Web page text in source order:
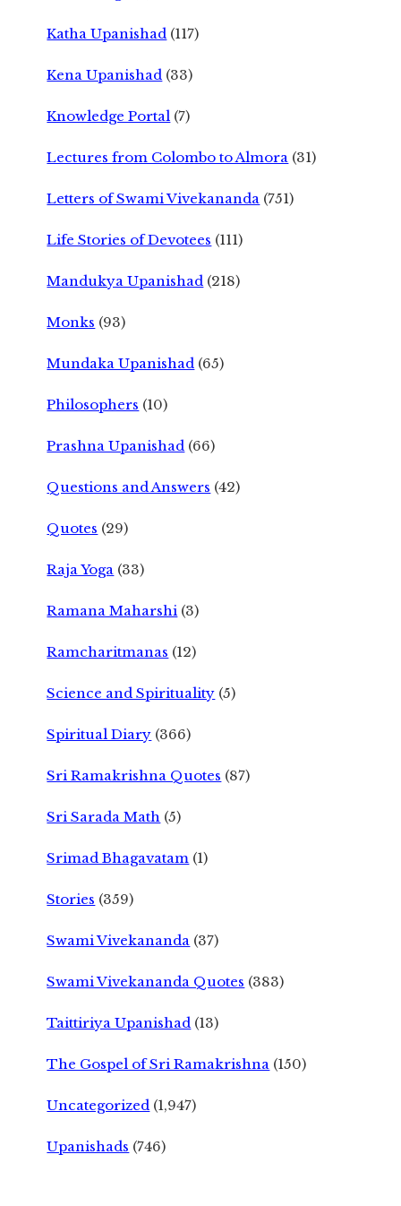
Katha Upanishad (117)
Kena Upanishad (33)
Knowledge Portal (7)
Lectures from Colombo to Almora (31)
Letters of Swami Vivekananda (751)
Life Stories of Devotees (111)
Mandukya Upanishad (218)
Monks (93)
Mundaka Upanishad (65)
Philosophers (10)
Prashna Upanishad (66)
Questions and Answers (42)
Quotes (29)
Raja Yoga (33)
Ramana Maharshi (3)
Ramcharitmanas (12)
Science and Spirituality (5)
Spiritual Diary (366)
Sri Ramakrishna Quotes (87)
Sri Sarada Math (5)
Srimad Bhagavatam (1)
Stories (359)
Swami Vivekananda (37)
Swami Vivekananda Quotes (383)
Taittiriya Upanishad (13)
The Gospel of Sri Ramakrishna (150)
Uncategorized (1,947)
Upanishads (746)